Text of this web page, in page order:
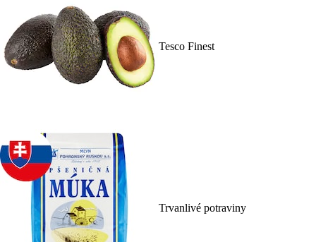
Tesco Finest
Trvanlivé potraviny